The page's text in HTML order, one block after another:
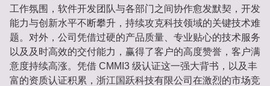
工作氛围，软件开发团队与各部门之间协作愈发默契，开发
能力与创新水平不断攀升，持续攻克科技领域的关键技术难
题。对外，公司凭借过硬的产品质量、专业贴心的技术服务
以及及时高效的交付能力，赢得了客户的高度赞誉，客户满
意度持续高涨。凭借 CMMI3 级认证这一强大背书，以及丰
富的资质认证积累，浙江国跃科技有限公司在激烈的市场竞